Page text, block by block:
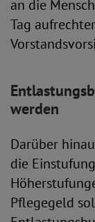
an die
Tag
werden
Darüber
die
Pflegegeld